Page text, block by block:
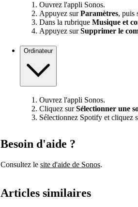
Ouvrez l'appli Sonos.
Appuyez surParamètres, puis
Dans la rubrique Musique et
Appuyez surSupprimer le
Ordinateur
Ouvrez l'appli Sonos.
Cliquez surSélectionner une
Sélectionnez Spotify et cliquez
Besoin d'aide ?
Consultez le site d'aide de Sonos.
Articles similaires